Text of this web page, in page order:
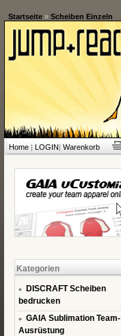
Startseite» Scheiben Einzeln
Home| LOGIN| Warenkorb
Kategorien
DISCRAFT Scheiben
bedrucken
GAIA Sublimation Team-
Ausrüstung